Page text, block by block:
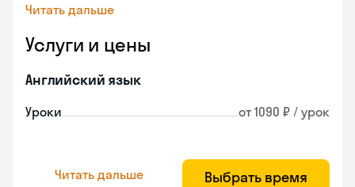
Читать дальше
Услуги и цены
Английский язык
Уроки от 1090 ₽ / урок
Читать дальше Выбрать время